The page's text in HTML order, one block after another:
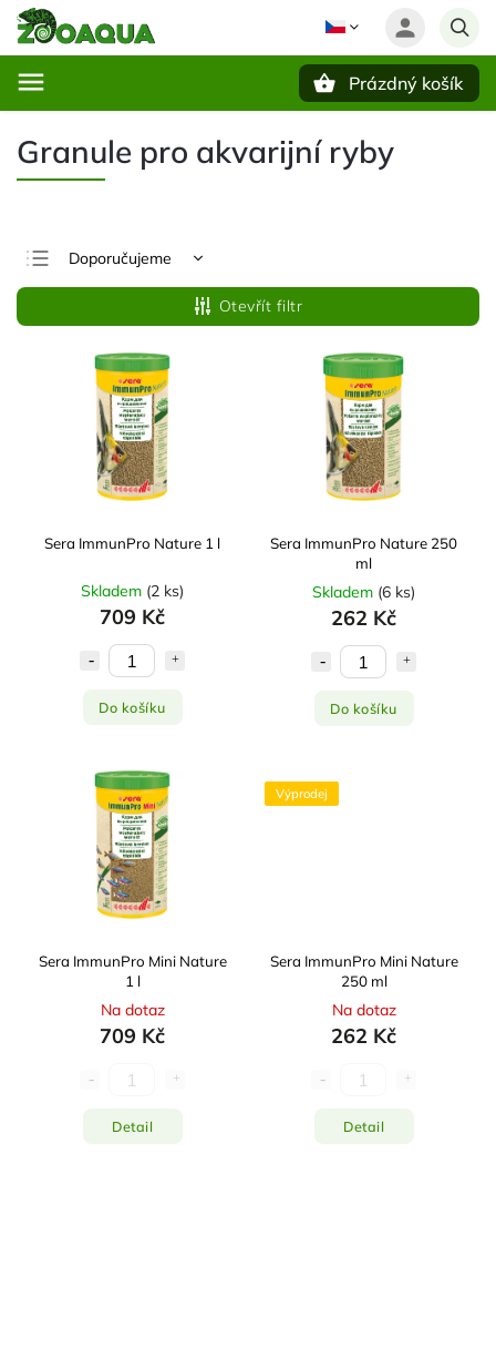
Prázdný košík
Granule pro akvarijní ryby
Doporučujeme
Nejlevnější
Nejdražší
Nejprodávanější
Abecedně
Otevřít filtr
Sera ImmunPro Nature 1 l
Skladem (2 ks)
709 Kč
Do košíku
Sera ImmunPro Nature 250
ml
Skladem (6 ks)
262 Kč
Do košíku
Sera ImmunPro Mini Nature
1 l
Na dotaz
709 Kč
Detail
Výprodej
Sera ImmunPro Mini Nature
250 ml
Na dotaz
262 Kč
Detail